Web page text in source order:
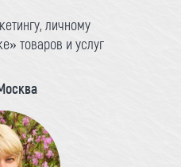
личному
товаров и услуг